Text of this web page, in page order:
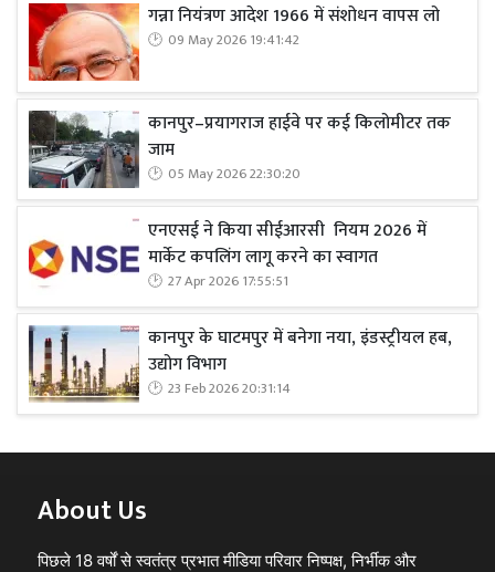
गन्ना नियंत्रण आदेश 1966 में संशोधन वापस लो
09 May 2026 19:41:42
कानपुर–प्रयागराज हाईवे पर कई किलोमीटर तक
जाम
05 May 2026 22:30:20
एनएसई ने किया सीईआरसी नियम 2026 में
मार्केट कपलिंग लागू करने का स्वागत
27 Apr 2026 17:55:51
कानपुर के घाटमपुर में बनेगा नया, इंडस्ट्रीयल हब,
उद्योग विभाग
23 Feb 2026 20:31:14
About Us
पिछले 18 वर्षों से स्वतंत्र प्रभात मीडिया परिवार निष्पक्ष, निर्भीक और